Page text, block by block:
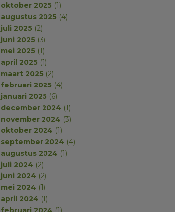
oktober 2025 (1)
augustus 2025 (4)
juli 2025 (2)
juni 2025 (3)
mei 2025 (1)
april 2025 (1)
maart 2025 (2)
februari 2025 (4)
januari 2025 (6)
december 2024 (1)
november 2024 (3)
oktober 2024 (1)
september 2024 (4)
augustus 2024 (1)
juli 2024 (2)
juni 2024 (2)
mei 2024 (1)
april 2024 (1)
februari 2024 (1)